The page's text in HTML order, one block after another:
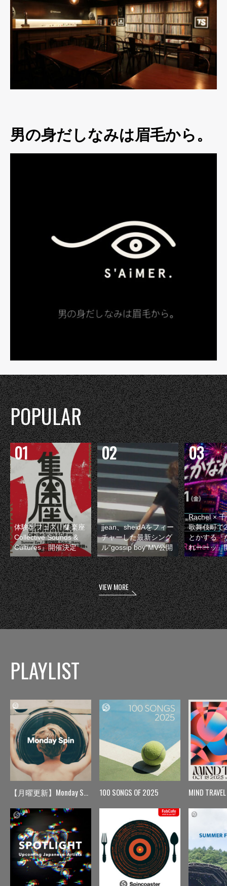
男の身だしなみは眉毛から。
POPULAR
体験型フェス『集楽座
Collective Sounds &
Cultures』開催決定
jjean、sheidAをフィー
チャーした最新シング
ル“gossip boy”MV公開
Rachel ×
歌舞伎町で
とかする『
れーーッ』
VIEW MORE
PLAYLIST
【月曜更新】Monday Spin 100 SONGS OF 2025 MIND TRAVEL